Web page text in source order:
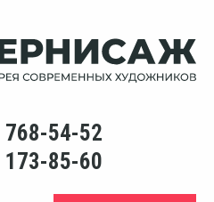
768-54-52
173-85-60